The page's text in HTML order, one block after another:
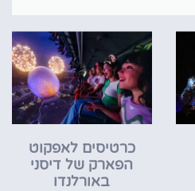
כרטיסים לאפקוט
הפארק של דיסני
באורלנדו